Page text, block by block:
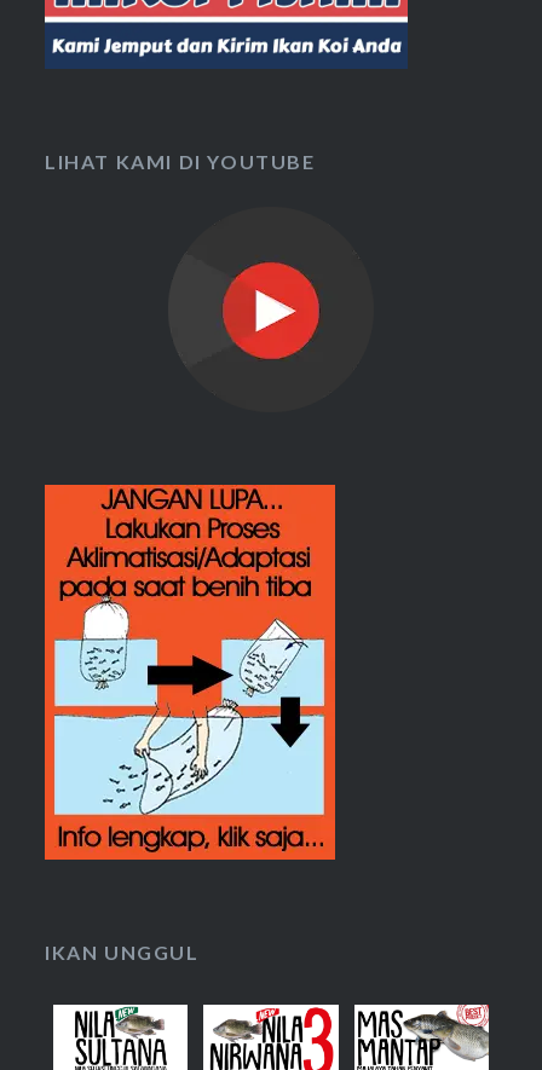
LIHAT KAMI DI YOUTUBE
IKAN UNGGUL